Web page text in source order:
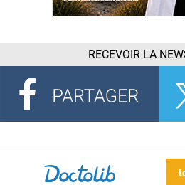
RECEVOIR LA